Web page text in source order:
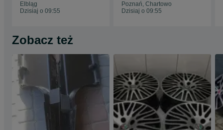
Elbląg
Dzisiaj o 09:55
Poznań, Chartowo
Dzisiaj o 09:55
Zobacz też